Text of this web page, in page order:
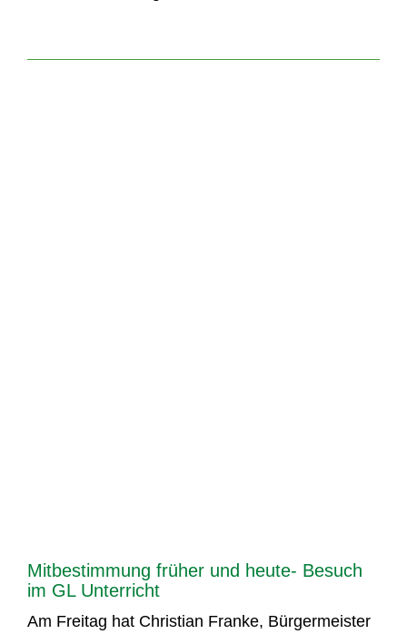
Mitbestimmung früher und heute- Besuch
im GL Unterricht
Am Freitag hat Christian Franke, Bürgermeister